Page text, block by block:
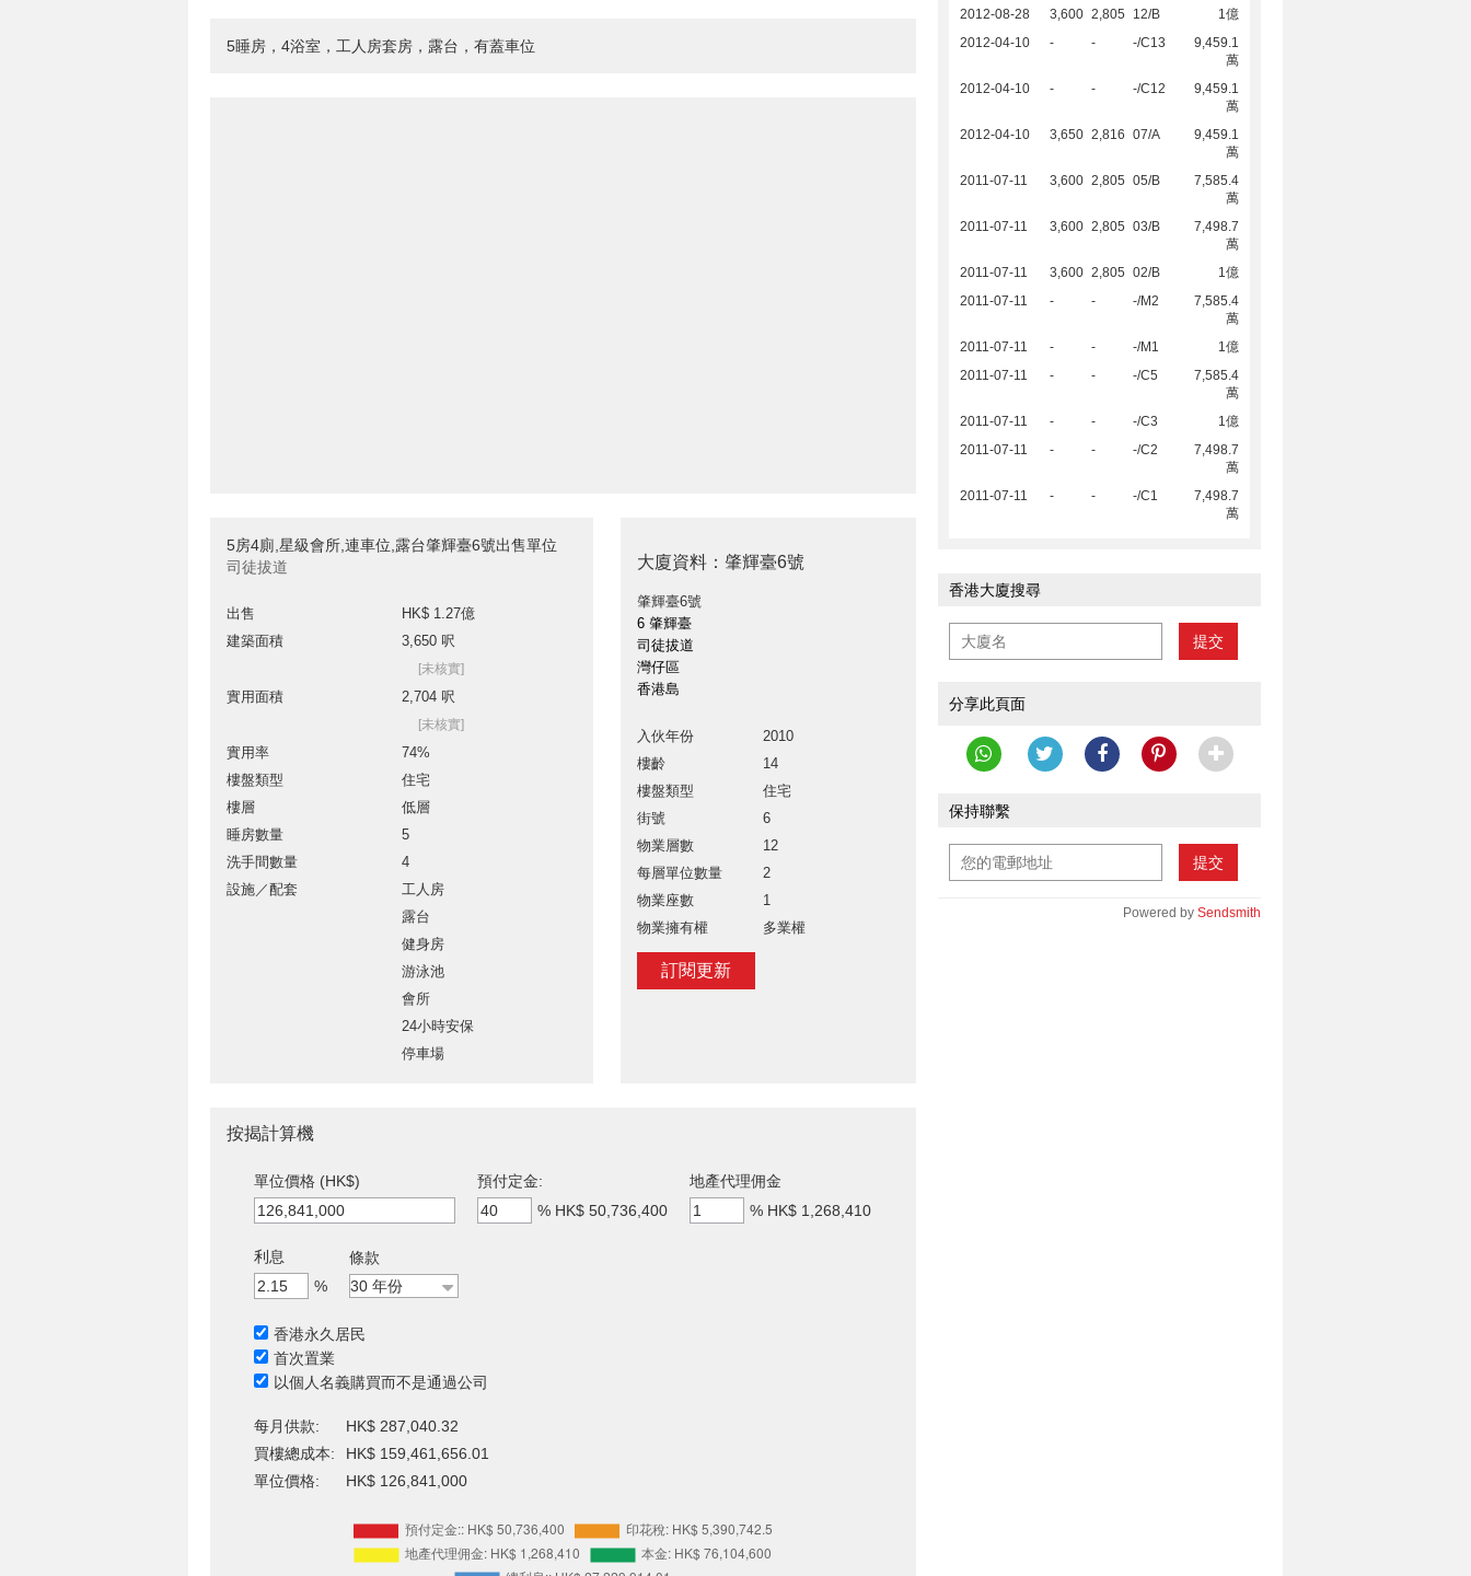
5睡房，4浴室，工人房套房，露台，有蓋車位
5房4廁,星級會所,連車位,露台肇輝臺6號出售單位
司徒拔道
出售
HK$ 1.27億
建築面積
3,650 呎
[未核實]
實用面積 2,704 呎
[未核實]
實用率
74%
樓盤類型
住宅
樓層
低層
睡房數量
5
洗手間數量
4
設施／配套
工人房
露台
健身房
游泳池
會所
24小時安保
停車場
大廈資料：肇輝臺6號
肇輝臺6號
6 肇輝臺
司徒拔道
灣仔區
香港島
入伙年份
2010
樓齡
14
樓盤類型
住宅
街號
6
物業層數
12
每層單位數量
2
物業座數
1
物業擁有權
多業權
訂閱更新
2012-08-28 3,600 2,805 12/B
1億
2012-04-10
- - -/C13
9,459.1
萬
2012-04-10
- - -/C12
9,459.1
萬
2012-04-10
3,650 2,816 07/A
9,459.1
萬
2011-07-11
3,600 2,805 05/B
7,585.4
萬
2011-07-11
3,600 2,805 03/B
7,498.7
萬
2011-07-11
3,600 2,805 02/B
1億
2011-07-11
- - -/M2
7,585.4
萬
2011-07-11
- - -/M1
1億
2011-07-11
- - -/C5
7,585.4
萬
2011-07-11
- - -/C3
1億
2011-07-11
- - -/C2
7,498.7
萬
2011-07-11
- - -/C1
7,498.7
萬
香港大廈搜尋
提交
分享此頁面
保持聯繫
提交
Powered by Sendsmith
按揭計算機
單位價格 (HK$)
預付定金:
% HK$ 50,736,400
地產代理佣金
% HK$ 1,268,410
利息
%
條款
香港永久居民
首次置業
以個人名義購買而不是通過公司
每月供款:
HK$ 287,040.32
買樓總成本:
HK$ 159,461,656.01
單位價格:
HK$ 126,841,000